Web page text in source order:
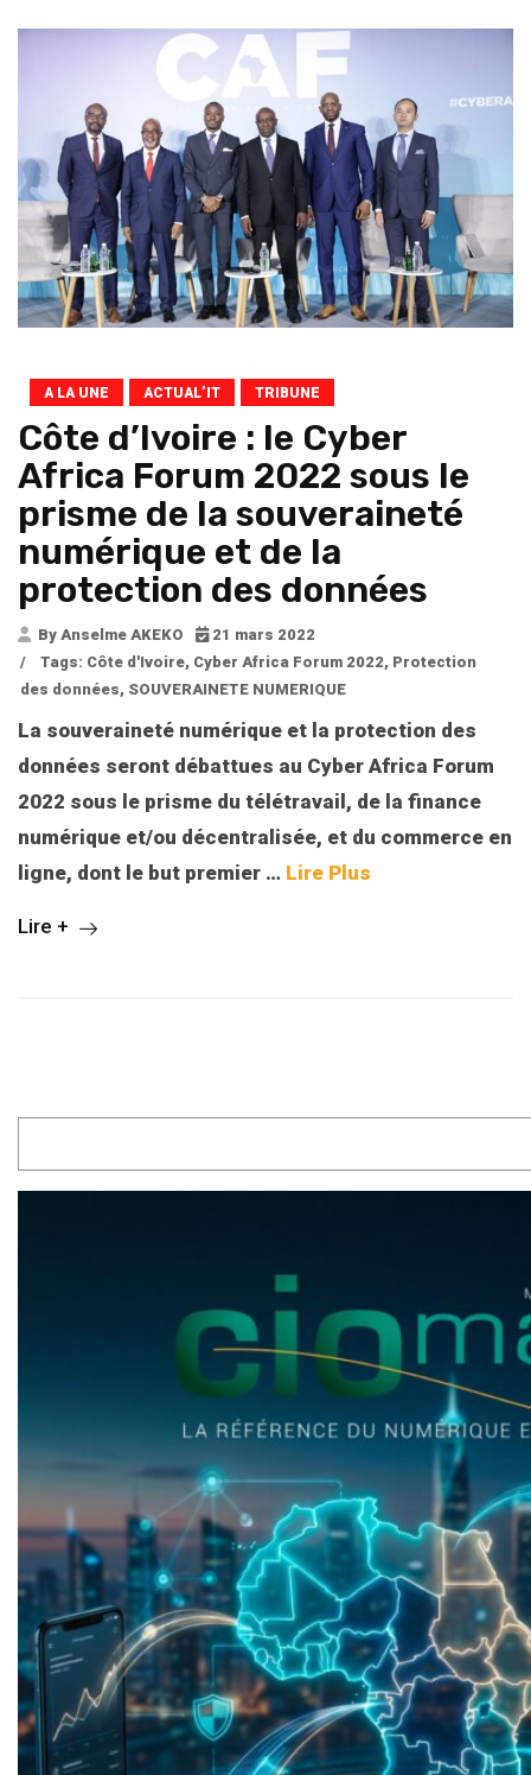
A LA UNE ACTUAL’IT TRIBUNE
Côte d’Ivoire : le Cyber
Africa Forum 2022 sous le
prisme de la souveraineté
numérique et de la
protection des données
By Anselme AKEKO
21 mars 2022
/
Tags: Côte d'Ivoire, Cyber Africa Forum 2022, Protection
des données, SOUVERAINETE NUMERIQUE
La souveraineté numérique et la protection des
données seront débattues au Cyber Africa Forum
2022 sous le prisme du télétravail, de la finance
numérique et/ou décentralisée, et du commerce en
ligne, dont le but premier … Lire Plus
Lire +